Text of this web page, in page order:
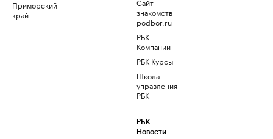
Приморский
край
знакомств
podbor.ru
РБК
Компании
РБК Курсы
Школа
управления
РБК
РБК
Новости